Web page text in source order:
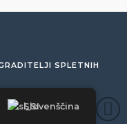
SPLETNIH
Slovenščina